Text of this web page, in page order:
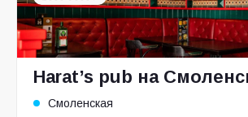
Harat’s pub на
Смоленская